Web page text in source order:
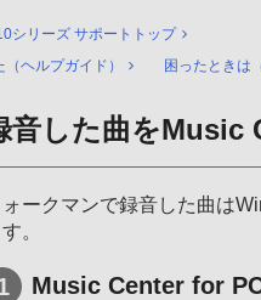
シリーズ サポートトップ
ヘルプガイド）
困ったときは
音した曲をMusic
ークマンで録音した曲は
。
Music Center for PC